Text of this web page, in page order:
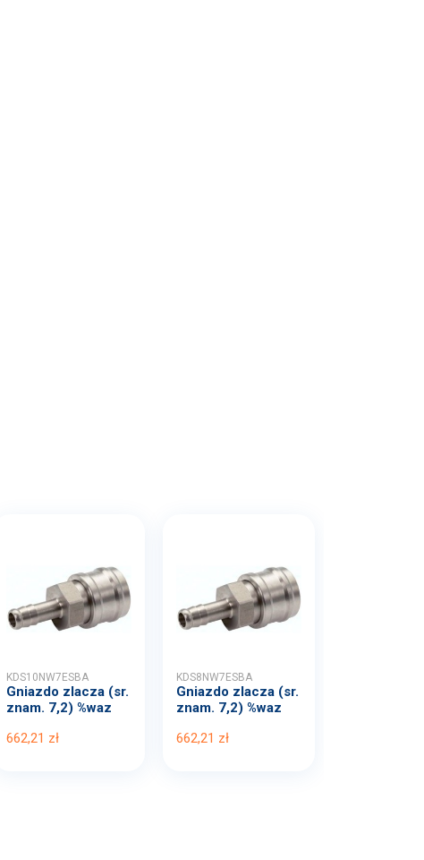
KDS10NW7ESBA
Gniazdo zlacza (sr.
znam. 7,2) %waz
662,21 zł
KDS8NW7ESBA
Gniazdo zlacza (sr.
znam. 7,2) %waz
662,21 zł